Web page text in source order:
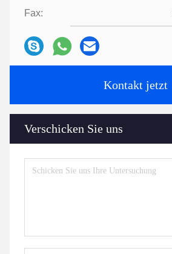
Fax:
Kontakt jetzt
Verschicken Sie uns